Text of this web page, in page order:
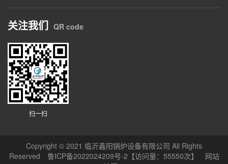
关注我们 QR code
扫一扫
Copyright © 2021 临沂鑫阳锅炉设备有限公司 All Rights
Reserved 鲁ICP备2022024209号-2 【访问量：55550次】 网站